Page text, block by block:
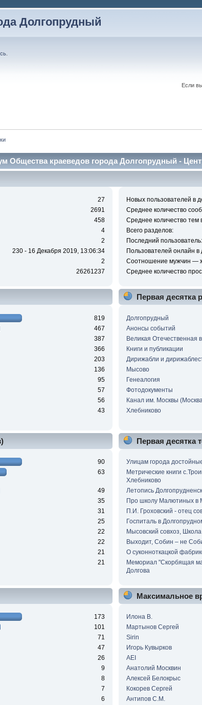
Долгопрудный
Если
Общества краеведов города Долгопрудный -
27
2691
458
4
2
230 - 16 Декабря 2019, 13:06:34
2
26261237
Новых пользователей в
Среднее количество
Среднее количество тем
Всего разделов:
Последний пользователь:
Пользователей онлайн в
Соотношение мужчин —
Среднее количество
819
467
387
366
203
136
95
57
56
43
Первая десятка
Долгопрудный
Анонсы событий
Великая Отечественная
Книги и публикации
Дирижабли и
Мысово
Генеалогия
Фотодокументы
Канал им. Москвы
Хлебниково
90
63
49
35
31
25
22
22
21
21
Первая десятка
Улицам города
Метрические книги
Хлебниково
Летопись
Про школу Малютиных в
П.И. Гроховский - отец
Госпиталь в
Мысовский совхоз,
Выходит, Собин – не
О суконноткацкой
Мемориал "Скорбящая
Долгова
173
101
71
47
26
9
8
7
6
Максимальное
Илона В.
Мартынов Сергей
Sirin
Игорь Кувырков
AEI
Анатолий Москвин
Алексей Белокрыс
Кокорев Сергей
Антипов С.М.